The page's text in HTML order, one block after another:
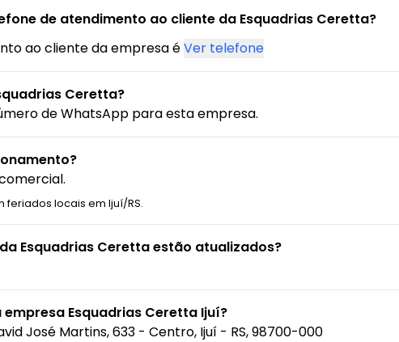
de atendimento ao cliente da Esquadrias Ceretta?
ao cliente da empresa éVer telefone
Ceretta?
de WhatsApp para esta empresa.
locais em Ijuí/RS.
Esquadrias Ceretta estão atualizados?
Esquadrias Ceretta Ijuí?
José Martins, 633 - Centro, Ijuí - RS, 98700-000